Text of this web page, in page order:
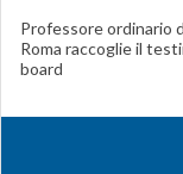
Professore ordinario
Roma raccoglie il
board